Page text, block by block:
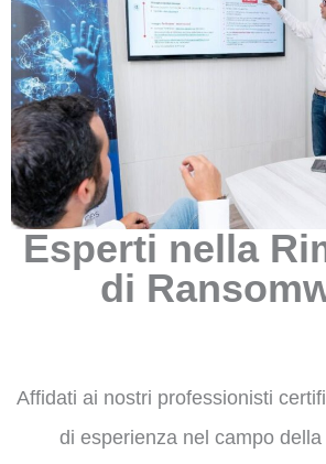
Esperti nella
di
Affidati ai nostri professionisti
di esperienza nel campo